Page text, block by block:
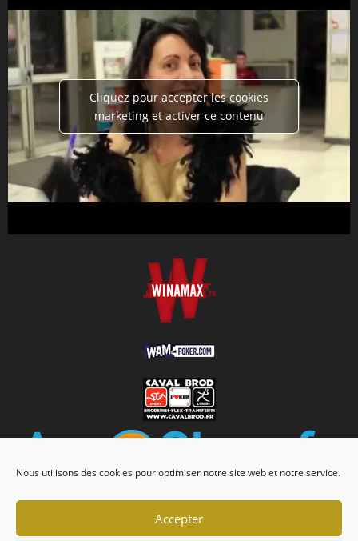
Nous utilisons des cookies pour optimiser notre site web et notre service.
Accepter
Cliquez pour accepter les cookies
marketing et activer ce contenu